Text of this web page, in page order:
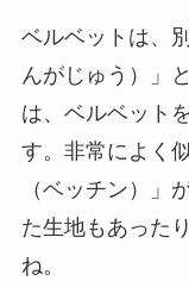
ベルベットは、
んがじゅう）」
は、ベルベット
す。非常によく
（ベッチン）」
た生地もあった
ね。